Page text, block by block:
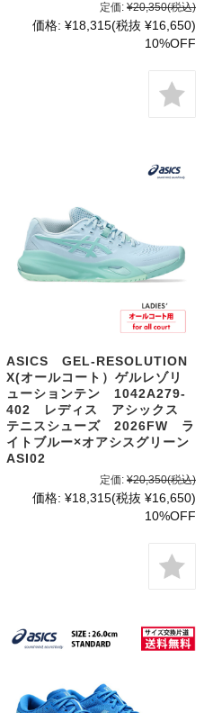
定価: ¥20,350(税込)
価格: ¥18,315(税抜 ¥16,650)
10%OFF
ASICS GEL-RESOLUTION
X(オールコート）ゲルレゾリ
ューションテン 1042A279-
402 レディス アシックス
テニスシューズ 2026FW ラ
イトブルー×オアシスグリーン
ASI02
定価: ¥20,350(税込)
価格: ¥18,315(税抜 ¥16,650)
10%OFF